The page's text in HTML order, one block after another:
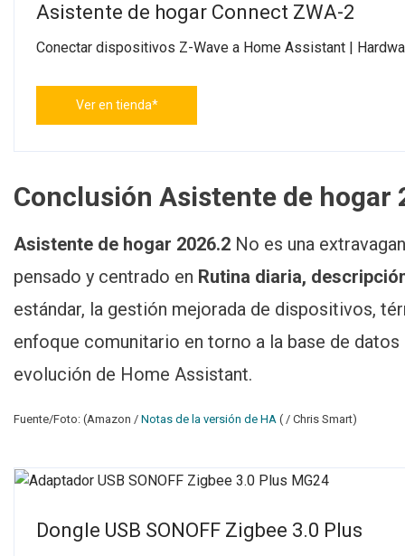
Asistente de hogar Connect ZWA-2
Conectar dispositivos Z-Wave a Home Assistant |
Ver en tienda*
Conclusión Asistente de hogar
Asistente de hogar 2026.2 No es una
pensado y centrado en Rutina diaria,
estándar, la gestión mejorada de dispositivos,
enfoque comunitario en torno a la base de
evolución de Home Assistant.
Fuente/Foto: (Amazon / Notas de la versión de HA ( / Chris Smart)
Dongle USB SONOFF Zigbee 3.0 Plus